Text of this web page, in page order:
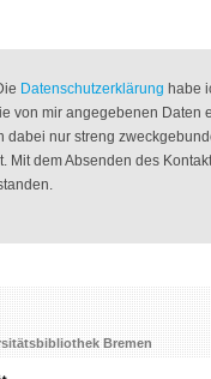
Datenschutzerklärung habe
von mir angegebenen Daten
dabei nur streng
Mit dem Absenden des
Bremen